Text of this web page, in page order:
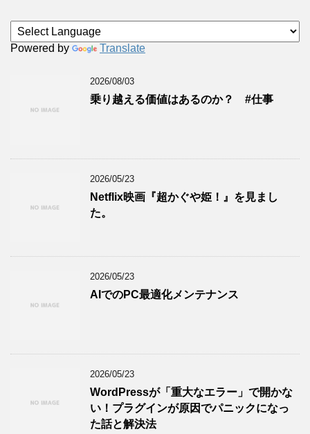
Powered by Translate
2026/08/03
乗り越える価値はあるのか？ #仕事
2026/05/23
Netflix映画『超かぐや姫！』を見まし
た。
2026/05/23
AIでのPC最適化メンテナンス
2026/05/23
WordPressが「重大なエラー」で開かな
い！プラグインが原因でパニックになっ
た話と解決法